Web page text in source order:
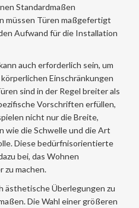
Standardmaßen
müssen Türen maßgefertigt
Aufwand für die Installation
auch erforderlich sein, um
Einschränkungen
sind in der Regel breiter als
Vorschriften erfüllen,
nicht nur die Breite,
wie die Schwelle und die Art
Diese bedürfnisorientierte
bei, das Wohnen
zu machen.
ästhetische Überlegungen zu
Die Wahl einer größeren